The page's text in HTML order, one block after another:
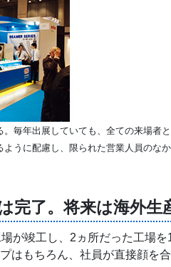
。毎年出展していても、全ての来場者
うに配慮し、限られた営業人員のな
完了。将来は海外生
が竣工し、2ヵ所だった工場
はもちろん、社員が直接顔を